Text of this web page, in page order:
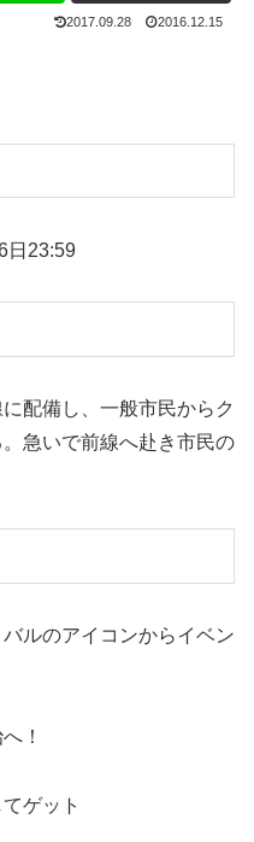
2017.09.28 2016.12.15
日23:59
配備し、一般市民からク
急いで前線へ赴き市民の
ルのアイコンからイベン
！
ゲット